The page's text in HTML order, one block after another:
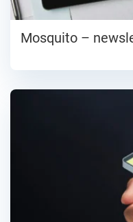
Mosquito –